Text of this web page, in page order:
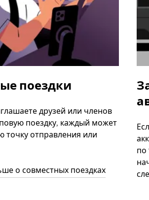
поездки
друзей или членов
поездку, каждый может
точку отправления или
о совместных поездках
по